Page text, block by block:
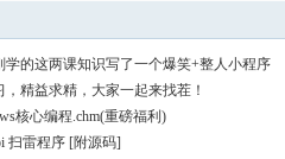
学的这两课知识写了一个爆笑+整人小程序
，精益求精，大家一起来找茬！
核心编程.chm(重磅福利)
扫雷程序 [附源码]